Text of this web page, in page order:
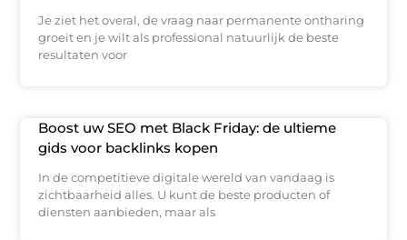
Je ziet het overal, de vraag naar permanente ontharing
groeit en je wilt als professional natuurlijk de beste
resultaten voor
Boost uw SEO met Black Friday: de ultieme
gids voor backlinks kopen
In de competitieve digitale wereld van vandaag is
zichtbaarheid alles. U kunt de beste producten of
diensten aanbieden, maar als